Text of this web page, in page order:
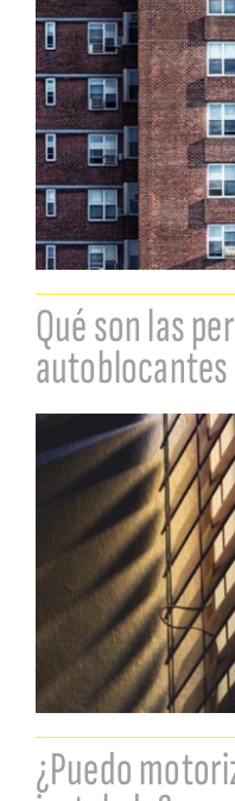
Qué son las
autoblocantes
¿Puedo